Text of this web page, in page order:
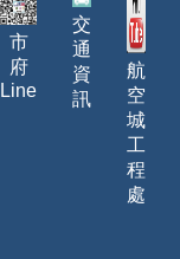
市
府
Line
交
通
資
訊
航
空
城
工
程
處